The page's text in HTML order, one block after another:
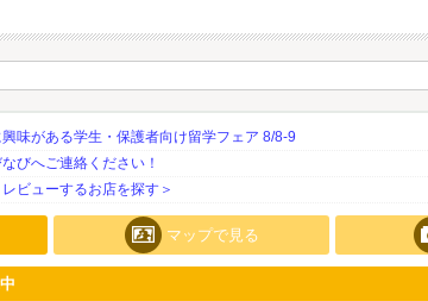
味がある学生・保護者向け留学フェア 8/8-9
びへご連絡ください！
ビューするお店を探す＞
マップで見る